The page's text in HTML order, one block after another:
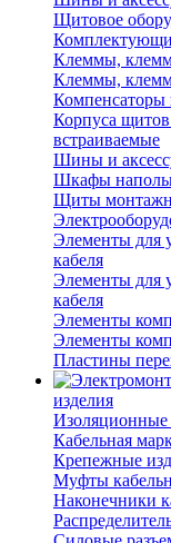
Щитовое
Клеммы,
Клеммы,
Корпуса щитов
встраиваемые
Шины и
Шкафы
Щиты
Элементы для
кабеля
Элементы для
кабеля
Элементы
Элементы
Пластины
изделия
Изоляционные
Кабельная
Крепежные
Муфты
Наконечники